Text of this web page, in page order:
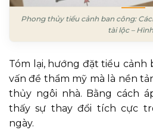
Phong thủy tiểu cảnh ban công:
tài lộc –
Tóm lại, hướng đặt tiểu cảnh
vấn đề thẩm mỹ mà là nền
thủy ngôi nhà. Bằng cách
thấy sự thay đổi tích cực
ngày.